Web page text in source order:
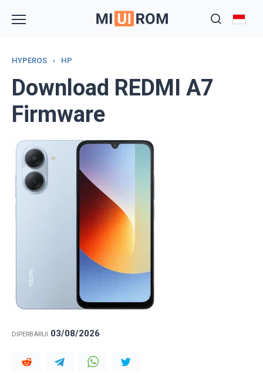
HYPEROS › HP
Download REDMI A7
Firmware
DIPERBARUI 03/08/2026